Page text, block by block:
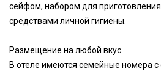
сейфом, набором для
средствами личной гигиены.
Размещение на любой вкус
В отеле имеются семейные номера